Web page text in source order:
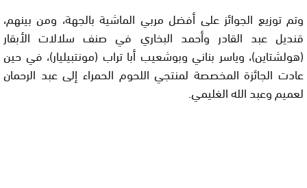
وتم توزيع الجوائز على أفضل مربي الماشية بالجهة، ومن بينهم،
قنديل عبد القادر وأحمد البخاري في صنف سلالات الأبقار
(هولشتاين)، وياسر بناني وبوشعيب أبا تراب (مونتبيليار)، في حين
عادت الجائزة المخصصة لمنتجي اللحوم الحمراء إلى عبد الرحمان
لعميم وعبد الله الغليمي.